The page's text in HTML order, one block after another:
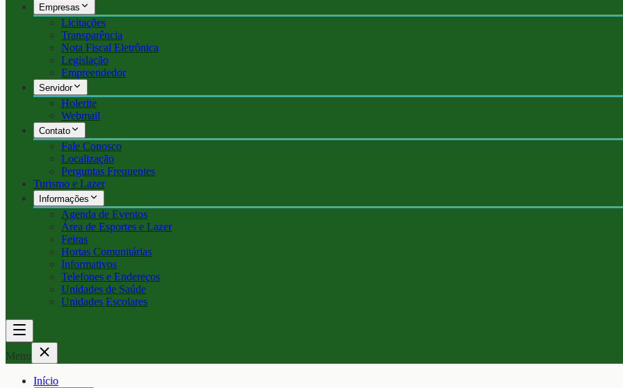
Empresas
Licitações
Transparência
Nota Fiscal Eletrônica
Legislação
Empreendedor
Servidor
Holerite
Webmail
Contato
Fale Conosco
Localização
Perguntas Frequentes
Turismo e Lazer
Informações
Agenda de Eventos
Área de Esportes e Lazer
Feiras
Hortas Comunitárias
Informativos
Telefones e Endereços
Unidades de Saúde
Unidades Escolares
Menu
Início